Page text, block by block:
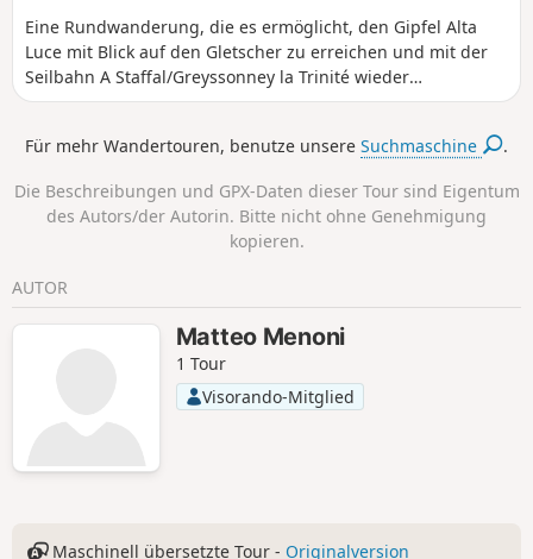
Eine Rundwanderung, die es ermöglicht, den Gipfel Alta
Luce mit Blick auf den Gletscher zu erreichen und mit der
Seilbahn A Staffal/Greyssonney la Trinité wieder
hinunterzugehen. Die Strecke ist sehr gut ausgeschildert:
wieder zum Pass hinunterzusteigen und den 6b bis zur
zurückbringt.
Für mehr Wandertouren, benutze unsereSuchmaschine .
Die Beschreibungen und GPX-Daten dieser Tour sind Eigentum
des Autors/der Autorin. Bitte nicht ohne Genehmigung
kopieren.
AUTOR
Matteo Menoni
1 Tour
Visorando-Mitglied
Maschinell übersetzte Tour - Originalversion